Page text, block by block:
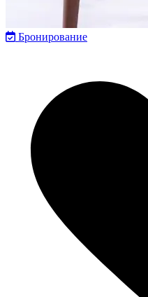
Бронирование